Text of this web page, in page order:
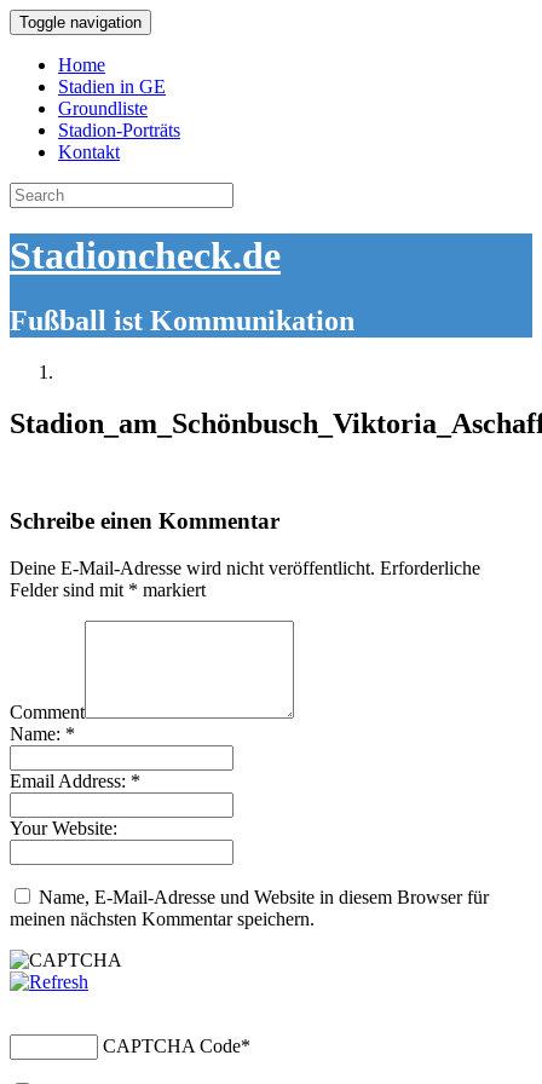
Toggle navigation
Home
Stadien in GE
Groundliste
Stadion-Porträts
Kontakt
Search
for:
Stadioncheck.de
Fußball ist Kommunikation
Schreibe einen Kommentar
Deine E-Mail-Adresse wird nicht veröffentlicht. Erforderliche
Felder sind mit * markiert
Comment
Name: *
Email Address: *
Your Website:
Name, E-Mail-Adresse und Website in diesem Browser für
meinen nächsten Kommentar speichern.
CAPTCHA Code*